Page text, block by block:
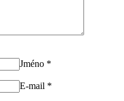
Jméno *
E-mail *